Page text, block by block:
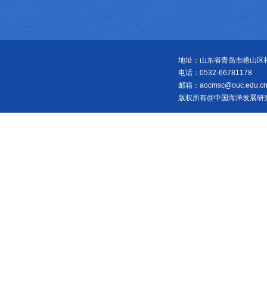
地址：山东省青岛市崂山
电话：0532-66781178
邮箱：aocmsc@ouc.edu.cn
版权所有@中国海洋发展研